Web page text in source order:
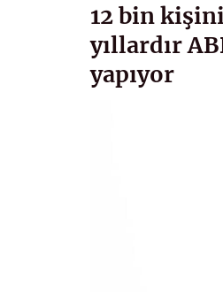
12 bin
yıllardır
yapıyor